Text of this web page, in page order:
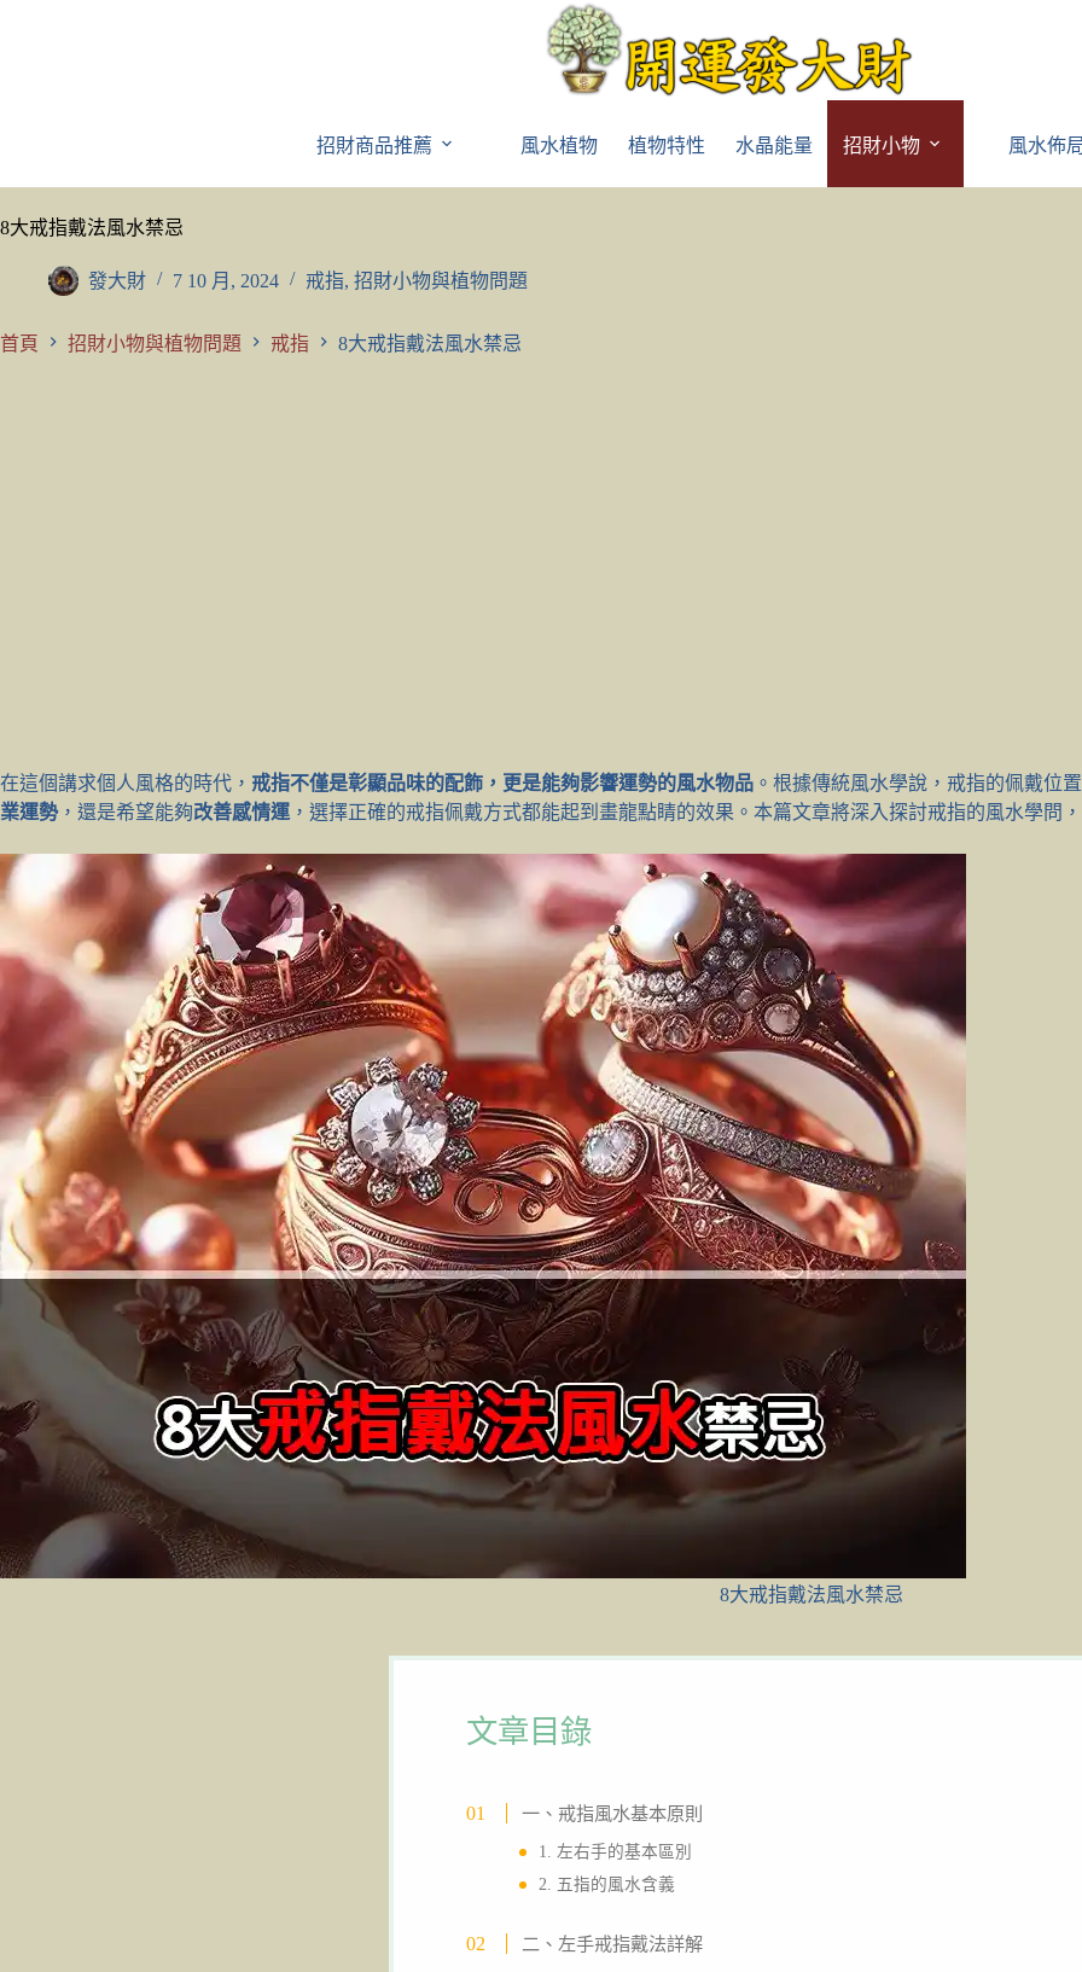
招財商品推薦 風水植物 植物特性 水晶能量 招財小物 風水佈
8大戒指戴法風水禁忌
發大財 7 10 月, 2024 戒指, 招財小物與植物問題
首頁 招財小物與植物問題 戒指 8大戒指戴法風水禁忌
在這個講求個人風格的時代， 戒指不僅是彰顯品味的配飾，更是能夠影響運勢的風水物品 。根據傳統風水學說，戒指的佩戴位
業運勢，還是希望能夠改善感情運 ，選擇正確的戒指佩戴方式都能起到畫龍點睛的效果。本篇文章將深入探討戒指的風水學問
8大戒指戴法風水禁忌
文章目錄
一、戒指風水基本原則
1. 左右手的基本區別
2. 五指的風水含義
二、左手戒指戴法詳解